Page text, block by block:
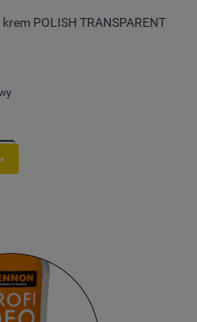
POLISH TRANSPARENT